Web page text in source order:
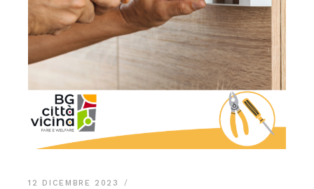
12 DICEMBRE 2023